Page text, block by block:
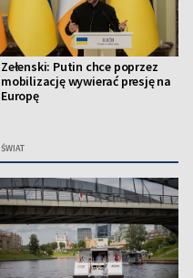
Zełenski: Putin chce poprzez
mobilizację wywierać presję na
Europę
ŚWIAT